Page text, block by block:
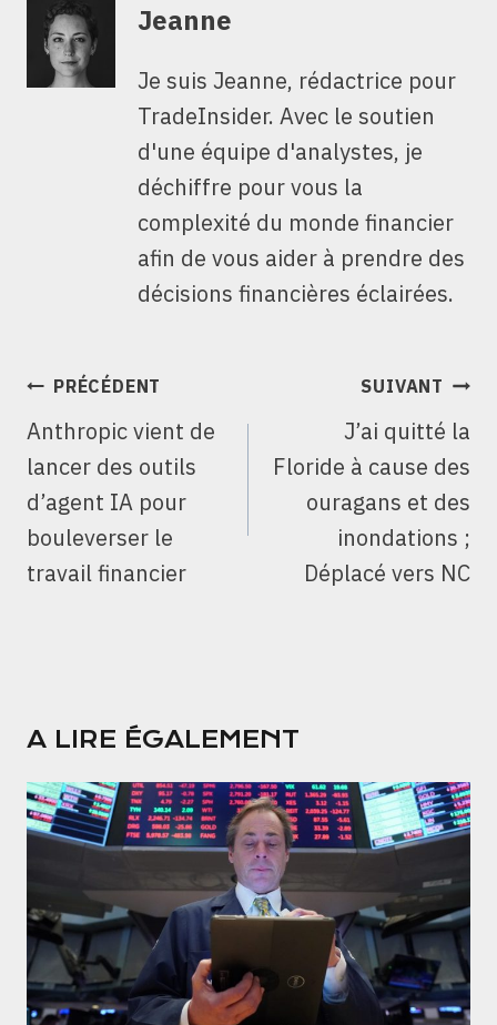
Jeanne
Je suis Jeanne, rédactrice pour
TradeInsider. Avec le soutien
d'une équipe d'analystes, je
déchiffre pour vous la
complexité du monde financier
afin de vous aider à prendre des
décisions financières éclairées.
NAVIGATION
L’ARTICLE
PRÉCÉDENT
Anthropic vient de
lancer des outils
d’agent IA pour
bouleverser le
travail financier
SUIVANT
J’ai quitté la
Floride à cause des
ouragans et des
inondations ;
Déplacé vers NC
A LIRE ÉGALEMENT